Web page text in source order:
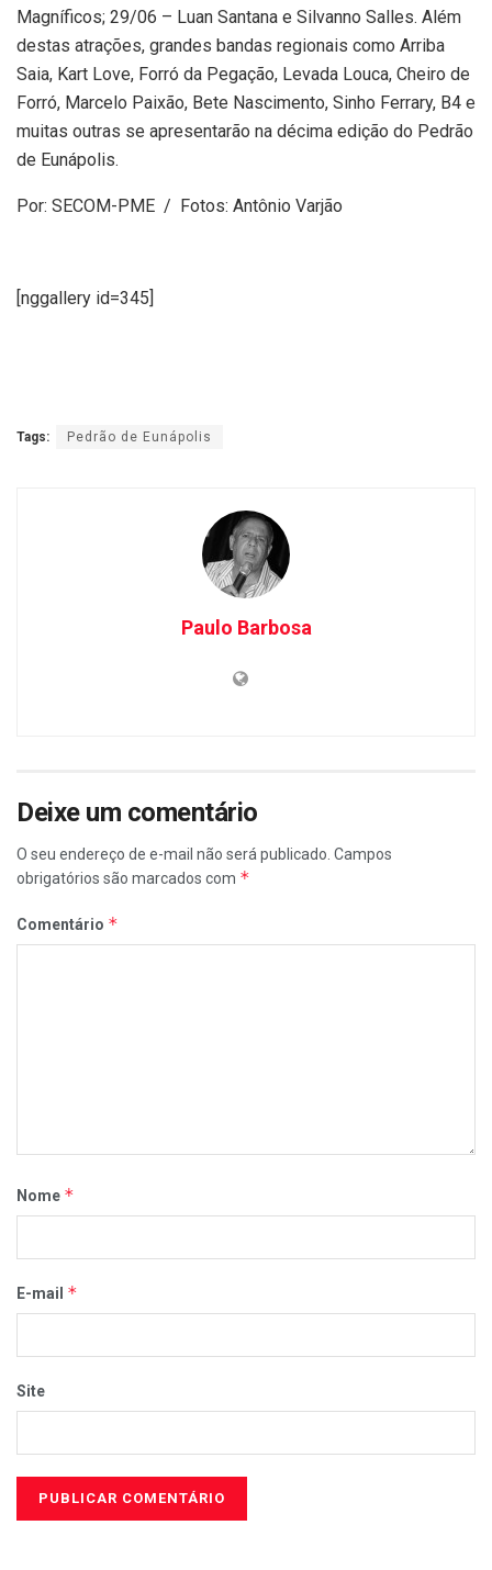
Magníficos; 29/06 – Luan Santana e Silvanno Salles. Além
destas atrações, grandes bandas regionais como Arriba
Saia, Kart Love, Forró da Pegação, Levada Louca, Cheiro de
Forró, Marcelo Paixão, Bete Nascimento, Sinho Ferrary, B4 e
muitas outras se apresentarão na décima edição do Pedrão
de Eunápolis.
Por: SECOM-PME / Fotos: Antônio Varjão
[nggallery id=345]
Tags: Pedrão de Eunápolis
Paulo Barbosa
Deixe um comentário
O seu endereço de e-mail não será publicado. Campos
obrigatórios são marcados com *
Comentário *
Nome *
E-mail *
Site